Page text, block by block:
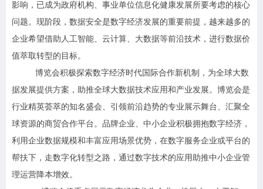
影响，已成为政府机构、事业单位信息化健康发展所要考虑的核心
问题。现阶段，数据安全是数字经济发展的重要前提，越来越多的
企业希望借助人工智能、云计算、大数据等前沿技术，进行数据价
值萃取转型的目标。
博览会积极探索数字经济时代国际合作新机制，为全球大数
据发展提供方案，助推全球大数据技术应用和产业发展。博览会是
行业精英荟萃的知名盛会、引领前沿趋势的专业展示舞台、汇聚全
球资源的商贸合作平台。品牌企业、中小企业积极拥抱数字经济，
利用企业数据规模和丰富应用场景优势，在数字服务企业或平台的
帮扶下，走数字化转型之路，通过数字技术的应用助推中小企业管
理运营降本增效。